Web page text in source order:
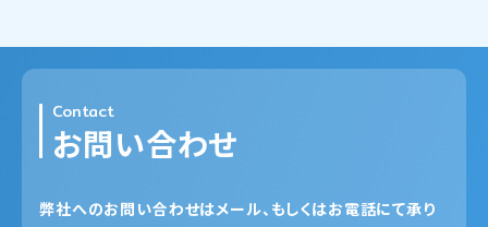
Contact
お問い合わせ
弊社へのお問い合わせはメール、もしくはお電話にて承り